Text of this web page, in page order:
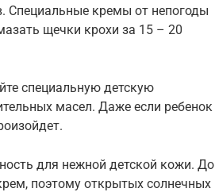
Специальные кремы от непогоды
щечки крохи за 15 – 20
специальную детскую
масел. Даже если ребенок
для нежной детской кожи. До
поэтому открытых солнечных